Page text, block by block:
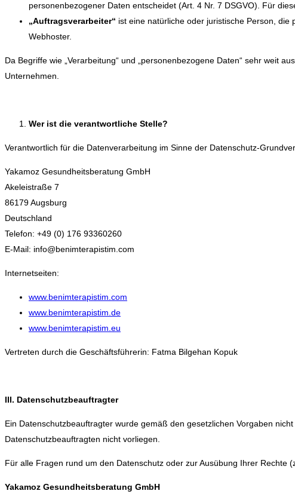
personenbezogener Daten entscheidet (Art. 4 Nr. 7 DSGVO). Für
„Auftragsverarbeiter“ ist eine natürliche oder juristische Person,
Webhoster.
Da Begriffe wie „Verarbeitung“ und „personenbezogene Daten“ sehr weit
Unternehmen.
Wer ist die verantwortliche Stelle?
Verantwortlich für die Datenverarbeitung im Sinne der Datenschutz-
Yakamoz Gesundheitsberatung GmbH
Akeleistraße 7
86179 Augsburg
Deutschland
Telefon: +49 (0) 176 93360260
E-Mail: info@benimterapistim.com
Internetseiten:
www.benimterapistim.com
www.benimterapistim.de
www.benimterapistim.eu
Vertreten durch die Geschäftsführerin: Fatma Bilgehan Kopuk
III. Datenschutzbeauftragter
Ein Datenschutzbeauftragter wurde gemäß den gesetzlichen Vorgaben
Datenschutzbeauftragten nicht vorliegen.
Für alle Fragen rund um den Datenschutz oder zur Ausübung Ihrer Rechte
Yakamoz Gesundheitsberatung GmbH